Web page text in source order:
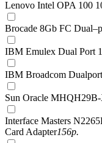
Lenovo Intel OPA 100
Brocade 8Gb FC
IBM Emulex Dual Port
IBM Broadcom
Sun Oracle
Interface Masters
Card Adapter156р.